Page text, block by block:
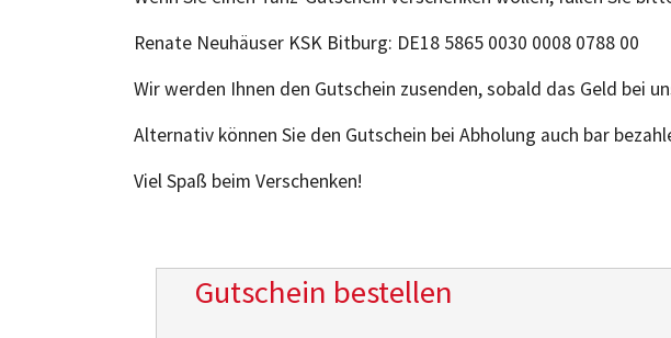
Renate Neuhäuser KSK Bitburg: DE18 5865 0030 0008 0788 00
Wir werden Ihnen den Gutschein zusenden, sobald das Geld bei
Alternativ können Sie den Gutschein bei Abholung auch bar
Viel Spaß beim Verschenken!
Gutschein bestellen